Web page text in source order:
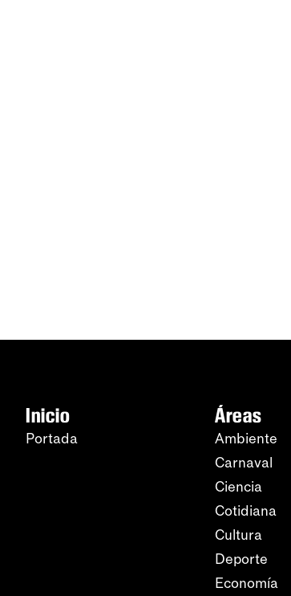
Inicio
Portada
Áreas
Ambiente
Carnaval
Ciencia
Cotidiana
Cultura
Deporte
Economía